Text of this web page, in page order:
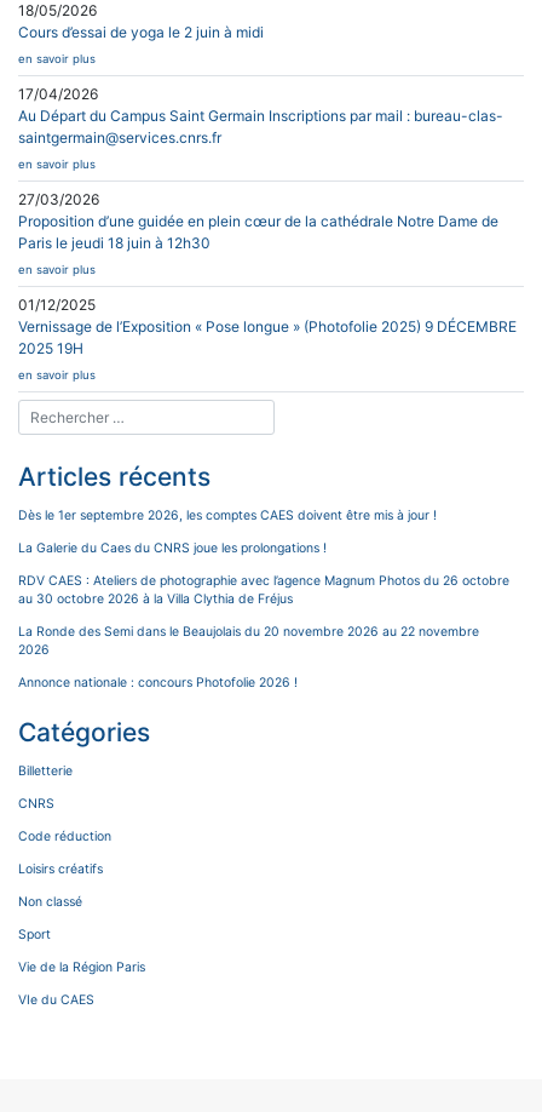
18/05/2026
Cours d’essai de yoga le 2 juin à midi
en savoir plus
17/04/2026
Au Départ du Campus Saint Germain Inscriptions par mail : bureau-clas-
saintgermain@services.cnrs.fr
en savoir plus
27/03/2026
Proposition d’une guidée en plein cœur de la cathédrale Notre Dame de
Paris le jeudi 18 juin à 12h30
en savoir plus
01/12/2025
Vernissage de l’Exposition « Pose longue » (Photofolie 2025) 9 DÉCEMBRE
2025 19H
en savoir plus
Articles récents
Dès le 1er septembre 2026, les comptes CAES doivent être mis à jour !
La Galerie du Caes du CNRS joue les prolongations !
RDV CAES : Ateliers de photographie avec l’agence Magnum Photos du 26 octobre
au 30 octobre 2026 à la Villa Clythia de Fréjus
La Ronde des Semi dans le Beaujolais du 20 novembre 2026 au 22 novembre
2026
Annonce nationale : concours Photofolie 2026 !
Catégories
Billetterie
CNRS
Code réduction
Loisirs créatifs
Non classé
Sport
Vie de la Région Paris
VIe du CAES